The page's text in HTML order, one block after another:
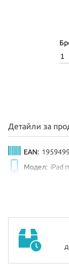
Детайли за
EAN:
Модел: iPad